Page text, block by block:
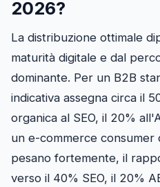
2026?
La distribuzione ottimale
maturità digitale e dal
dominante. Per un B2B
indicativa assegna circa il
organica al SEO, il 20%
un e-commerce consumer
pesano fortemente, il
verso il 40% SEO, il 20%